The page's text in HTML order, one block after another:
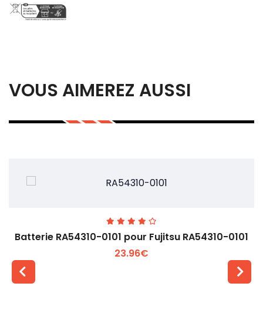
VOUS AIMEREZ AUSSI
Batterie RA54310-0101 pour Fujitsu RA54310-0101
23.96€